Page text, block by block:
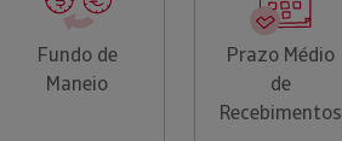
Fundo de
Maneio
Prazo Médio
de
Recebimentos